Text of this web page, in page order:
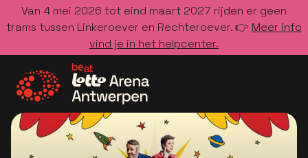
Van 4 mei 2026 tot eind maart 2027 rijden er geen
trams tussen Linkeroever en Rechteroever. 👉 Meer info
vind je in het helpcenter.
Ga naar de homepage